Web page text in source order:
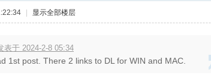
显示全部楼层
表于 2024-2-8 05:34
1st post. There 2 links to DL for WIN and MAC.